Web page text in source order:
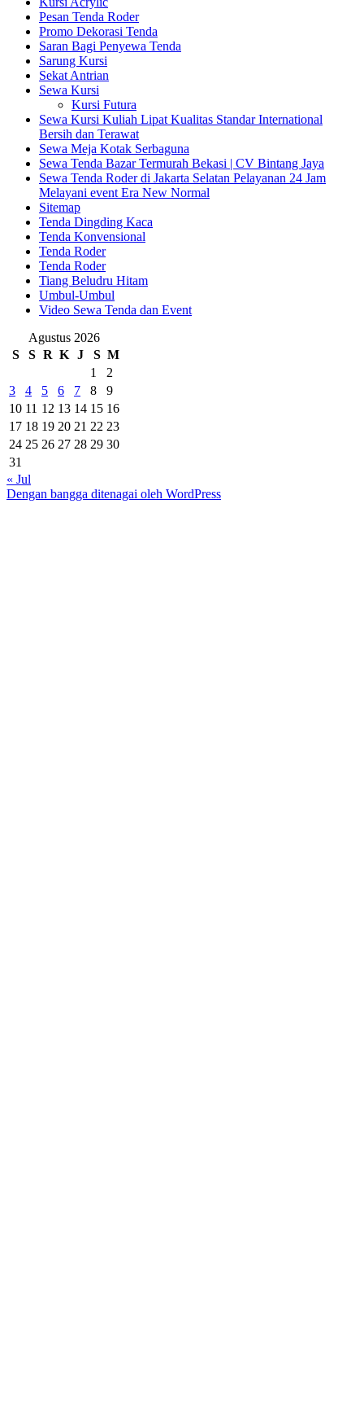
Pesan Tenda Roder
Promo Dekorasi Tenda
Saran Bagi Penyewa Tenda
Sarung Kursi
Sekat Antrian
Sewa Kursi
Kursi Futura
Sewa Kursi Kuliah Lipat Kualitas Standar International
Bersih dan Terawat
Sewa Meja Kotak Serbaguna
Sewa Tenda Bazar Termurah Bekasi | CV Bintang Jaya
Sewa Tenda Roder di Jakarta Selatan Pelayanan 24 Jam
Melayani event Era New Normal
Sitemap
Tenda Dingding Kaca
Tenda Konvensional
Tenda Roder
Tenda Roder
Tiang Beludru Hitam
Umbul-Umbul
Video Sewa Tenda dan Event
Agustus 2026
S
S R K J S M
1
2
3
4 5 6 7 8
9
10 11 12 13 14 15 16
17 18 19 20 21 22 23
24 25 26 27 28 29 30
31
« Jul
Dengan bangga ditenagai oleh WordPress